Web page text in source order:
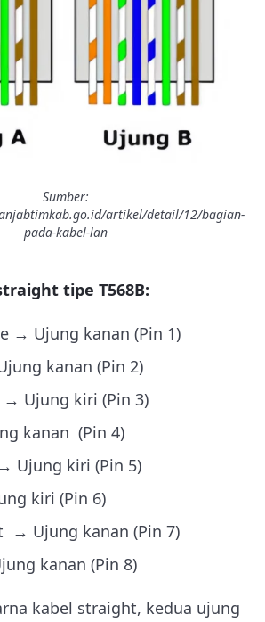
Sumber:
artikel/detail/12/bagian-
pada-kabel-lan
tipe T568B:
→ Ujung kanan (Pin 1)
kanan (Pin 2)
Ujung kiri (Pin 3)
kanan (Pin 4)
Ujung kiri (Pin 5)
kiri (Pin 6)
→ Ujung kanan (Pin 7)
kanan (Pin 8)
kabel straight, kedua ujung